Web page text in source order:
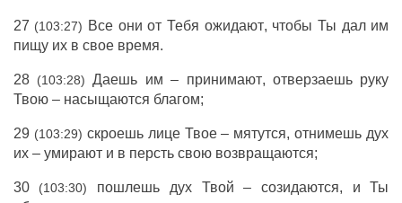
27 (103:27) Все они от Тебя ожидают, чтобы Ты далим
пищуих в свое время.
28 (103:28) Даешь им – принимают, отверзаешь руку
Твою – насыщаются благом;
29 (103:29) скроешь лицеТвое – мятутся,отнимешь дух
их – умираюти в перстьсвою возвращаются;
30 (103:30) пошлешь духТвой – созидаются, и Ты